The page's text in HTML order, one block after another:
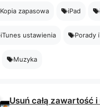
Kopia zapasowa iPad
iTunes ustawienia Porady
Muzyka
Usuń całą zawartość